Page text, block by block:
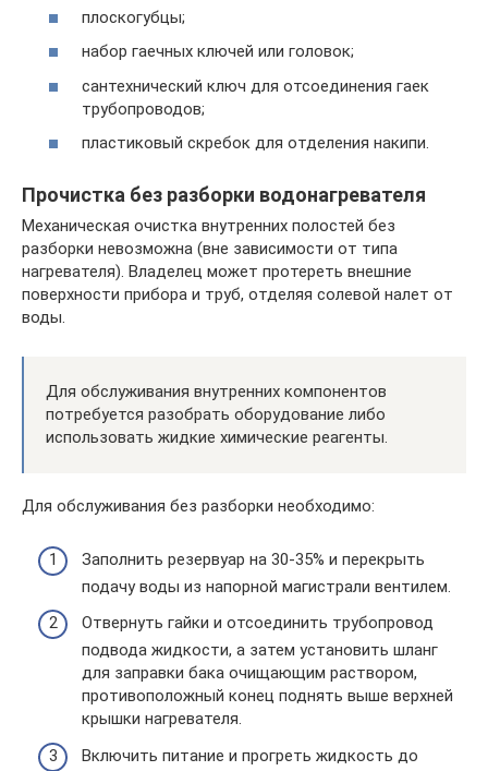
плоскогубцы;
набор гаечных ключей или головок;
сантехнический ключ для отсоединения гаек
трубопроводов;
пластиковый скребок для отделения накипи.
Прочистка без разборки водонагревателя
Механическая очистка внутренних полостей без
разборки невозможна (вне зависимости от типа
нагревателя). Владелец может протереть внешние
поверхности прибора и труб, отделяя солевой налет от
воды.
Для обслуживания внутренних компонентов
потребуется разобрать оборудование либо
использовать жидкие химические реагенты.
Для обслуживания без разборки необходимо:
Заполнить резервуар на 30-35% и перекрыть
подачу воды из напорной магистрали вентилем.
Отвернуть гайки и отсоединить трубопровод
подвода жидкости, а затем установить шланг
для заправки бака очищающим раствором,
противоположный конец поднять выше верхней
крышки нагревателя.
Включить питание и прогреть жидкость до